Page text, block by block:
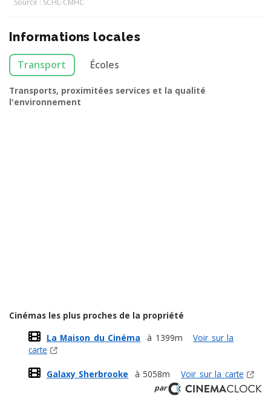
Informations locales
Transport Écoles
Transports, proximitées services et la qualité
l'environnement
Cinémas les plus proches de la propriété
La Maison du Cinéma
à 1399m
Voir sur la
carte
Galaxy Sherbrooke à 5058m Voir sur la carte
par